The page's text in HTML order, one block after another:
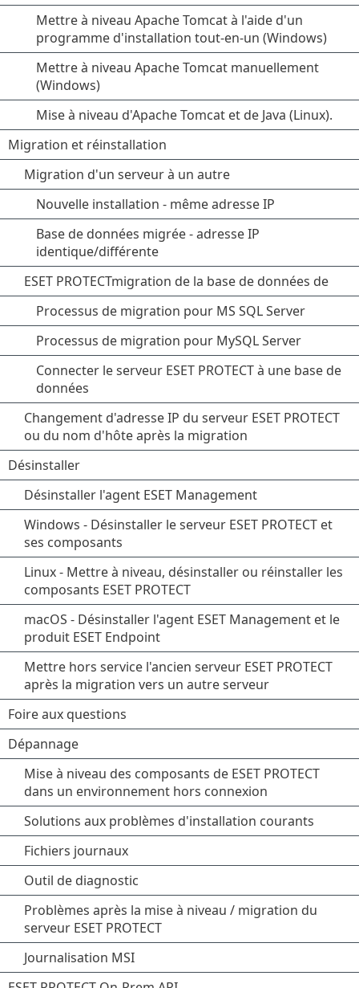
Mettre à niveau Apache Tomcat à l'aide d'un
programme d'installation tout-en-un (Windows)
Mettre à niveau Apache Tomcat manuellement
(Windows)
Mise à niveau d'Apache Tomcat et de Java (Linux).
Migration et réinstallation
Migration d'un serveur à un autre
Nouvelle installation - même adresse IP
Base de données migrée - adresse IP
identique/différente
ESET PROTECTmigration de la base de données de
Processus de migration pour MS SQL Server
Processus de migration pour MySQL Server
Connecter le serveur ESET PROTECT à une base de
données
Changement d'adresse IP du serveur ESET PROTECT
ou du nom d'hôte après la migration
Désinstaller
Désinstaller l'agent ESET Management
Windows - Désinstaller le serveur ESET PROTECT et
ses composants
Linux - Mettre à niveau, désinstaller ou réinstaller les
composants ESET PROTECT
macOS - Désinstaller l'agent ESET Management et le
produit ESET Endpoint
Mettre hors service l'ancien serveur ESET PROTECT
après la migration vers un autre serveur
Foire aux questions
Dépannage
Mise à niveau des composants de ESET PROTECT
dans un environnement hors connexion
Solutions aux problèmes d'installation courants
Fichiers journaux
Outil de diagnostic
Problèmes après la mise à niveau / migration du
serveur ESET PROTECT
Journalisation MSI